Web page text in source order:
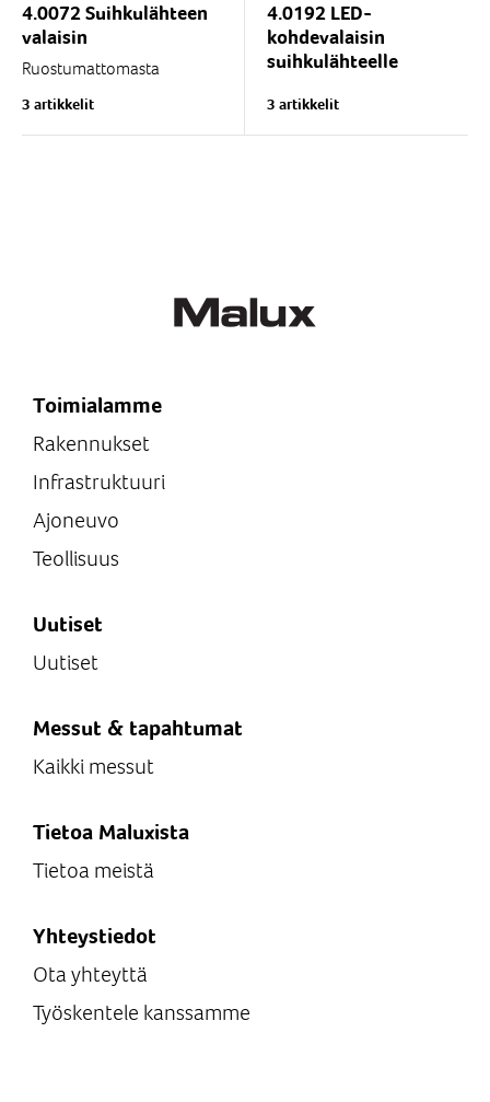
4.0072 Suihkulähteen
valaisin
Ruostumattomasta
suihkulähteen valaistus
3 artikkelit
4.0192 LED-
kohdevalaisin
suihkulähteelle
asennettava valaisin
suihkulähteiden ja
3 artikkelit
Toimialamme
Rakennukset
Infrastruktuuri
Ajoneuvo
Teollisuus
Uutiset
Uutiset
Messut & tapahtumat
Kaikki messut
Tietoa Maluxista
Tietoa meistä
Yhteystiedot
Ota yhteyttä
Työskentele kanssamme